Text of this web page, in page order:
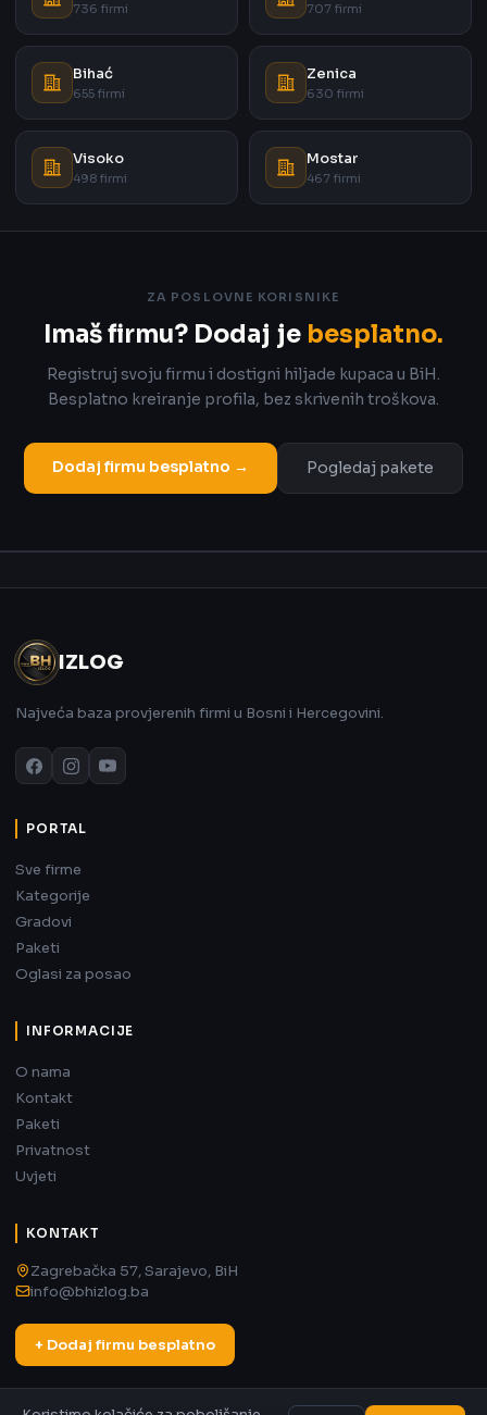
736 firmi 707 firmi
Bihać
655 firmi
Zenica
630 firmi
Visoko
498 firmi
Mostar
467 firmi
ZA POSLOVNE KORISNIKE
Imaš firmu? Dodaj je besplatno.
Registruj svoju firmu i dostigni hiljade kupaca u BiH.
Besplatno kreiranje profila, bez skrivenih troškova.
Dodaj firmu besplatno → Pogledaj pakete
IZLOG
Najveća baza provjerenih firmi u Bosni i Hercegovini.
PORTAL
Sve firme
Kategorije
Gradovi
Paketi
Oglasi za posao
INFORMACIJE
O nama
Kontakt
Paketi
Privatnost
Uvjeti
KONTAKT
Zagrebačka 57, Sarajevo, BiH
info@bhizlog.ba
+ Dodaj firmu besplatno